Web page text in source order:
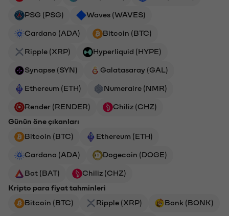
PSG (PSG) Waves (WAVES)
Cardano (ADA) Bitcoin (BTC)
Ripple (XRP) Hyperliquid (HYPE)
Synapse (SYN) Galatasaray (GAL)
Ethereum (ETH) Numeraire (NMR)
Render (RENDER)
Chiliz (CHZ)
Günün öne çıkanları
Bitcoin (BTC)
Ethereum (ETH)
Cardano (ADA) Dogecoin (DOGE)
Bat (BAT)
Chiliz (CHZ)
Kripto para fiyat tahminleri
Bitcoin (BTC)
Ripple (XRP) Bonk (BONK)